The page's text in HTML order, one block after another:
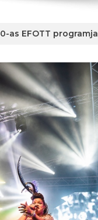
as EFOTT programja